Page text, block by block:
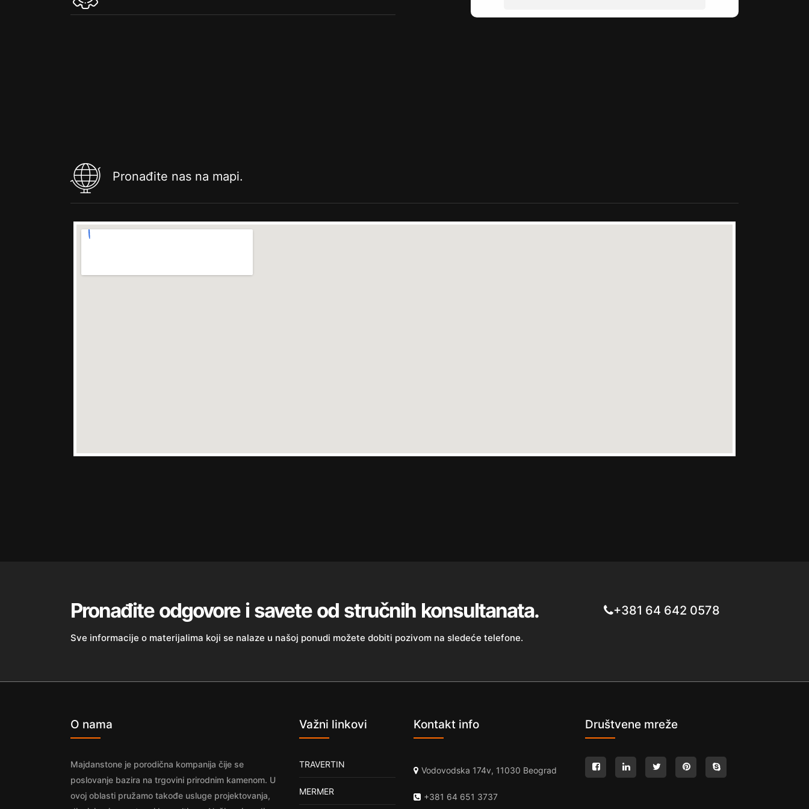
Pronađite nas na mapi.
Pronađite odgovore i savete od stručnih konsultanata.
Sve informacije o materijalima koji se nalaze u našoj ponudi možete dobiti pozivom na sledeće telefone.
+381 64 642 0578
O nama
Majdanstone je porodična kompanija čije se
poslovanje bazira na trgovini prirodnim kamenom. U
ovoj oblasti pružamo takođe usluge projektovanja,
Važni linkovi
TRAVERTIN
MERMER
Kontakt info
Vodovodska 174v, 11030 Beograd
+381 64 651 3737
Društvene mreže